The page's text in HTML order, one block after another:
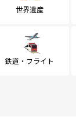
世界遺産
鉄道・フライト